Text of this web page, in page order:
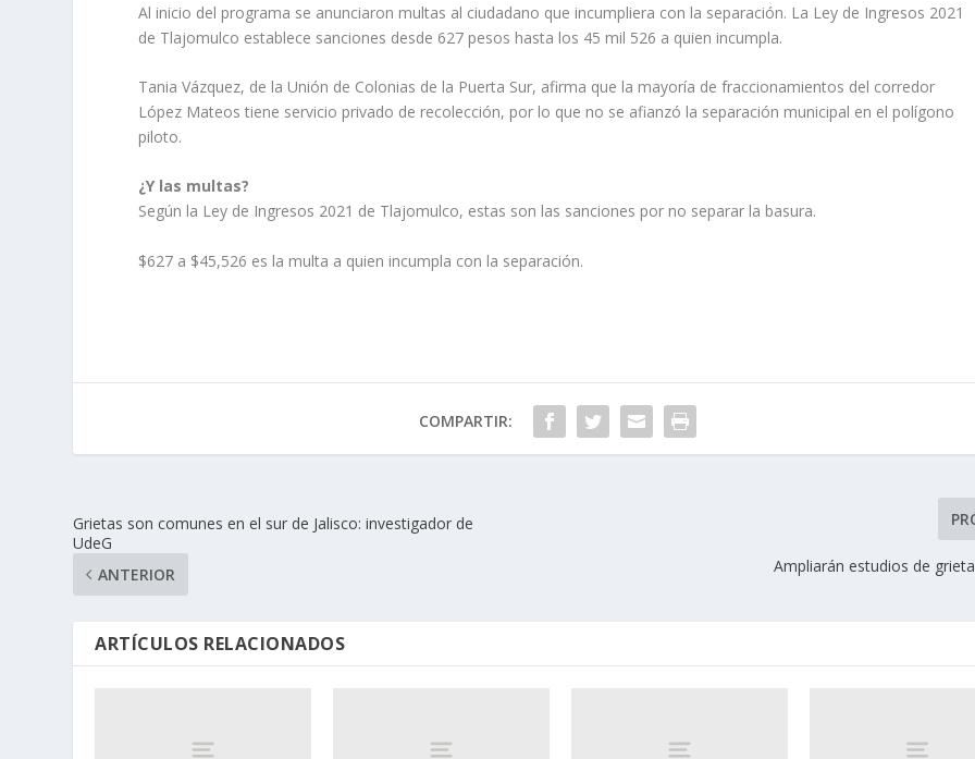
Al inicio del programa se anunciaron multas al ciudadano que incumpliera con la separación. La Ley de Ingresos 2021
de Tlajomulco establece sanciones desde 627 pesos hasta los 45 mil 526 a quien incumpla.
Tania Vázquez, de la Unión de Colonias de la Puerta Sur, afirma que la mayoría de fraccionamientos del corredor
López Mateos tiene servicio privado de recolección, por lo que no se afianzó la separación municipal en el polígono
piloto.
¿Y las multas?
Según la Ley de Ingresos 2021 de Tlajomulco, estas son las sanciones por no separar la basura.
$627 a $45,526 es la multa a quien incumpla con la separación.
COMPARTIR:
Grietas son comunes en el sur de Jalisco: investigador de
UdeG
ANTERIOR
Ampliarán estudios de
ARTÍCULOS RELACIONADOS